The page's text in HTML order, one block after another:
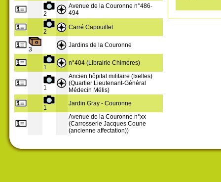
2
Avenue de la Couronne n°486-
494
2
Carré Capouillet
3
Jardins de la Couronne
1
n°404 (Librairie Chimères)
1
Ancien hôpital militaire (Ixelles)
(Quartier Lieutenant-Général
Médecin Mélis)
1
Jardin Gray - Couronne
Avenue de la Couronne n°xx
(Carrosserie Jacques Coune
(ancienne affectation))